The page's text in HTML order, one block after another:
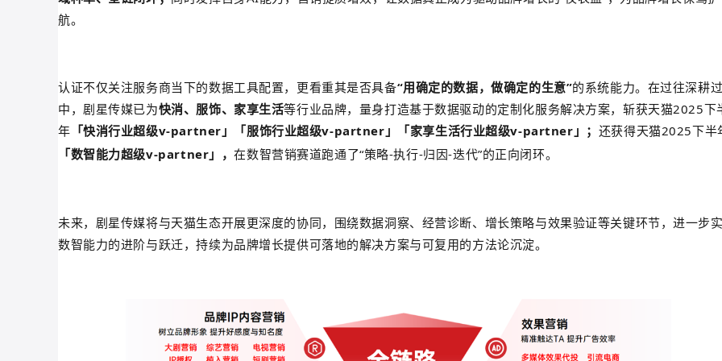
航。
认证不仅关注服务商当下的数据工具配置，更看重其是否具备“用确定的数据，做确定的生意”的系统能力。在过往深耕
中，剧星传媒已为快消、服饰、家享生活等行业品牌，量身打造基于数据驱动的定制化服务解决方案，斩获天猫2025下
年 「快消行业超级v-partner 」 「服饰行业超级v-partner 」 「家享生活行业超级v-partner 」； 还获得天猫2025下半
「数智能力超级v-partner 」 ，在数智营销赛道跑通了“策略-执行-归因-迭代”的正向闭环。
未来，剧星传媒将与天猫生态开展更深度的协同，围绕数据洞察、经营诊断、增长策略与效果验证等关键环节，进一步
数智能力的进阶与跃迁，持续为品牌增长提供可落地的解决方案与可复用的方法论沉淀。